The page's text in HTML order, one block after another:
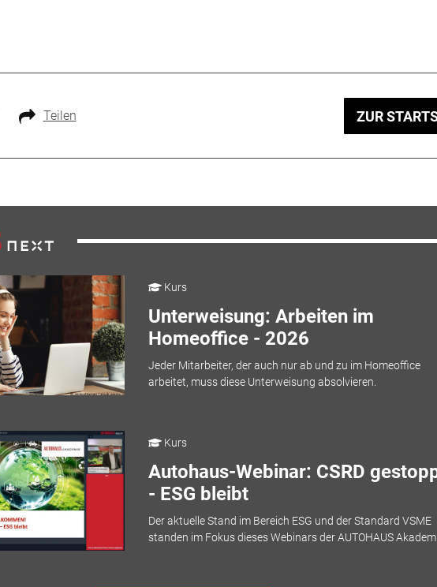
Teilen ZUR
Kurs
Unterweisung: Arbeiten im
Homeoffice - 2026
Jeder Mitarbeiter, der auch nur ab und zu im Homeoffice
arbeitet, muss diese Unterweisung absolvieren.
Kurs
Autohaus-Webinar: CSRD
- ESG bleibt
Der aktuelle Stand im Bereich ESG und der Standard VSME
standen im Fokus dieses Webinars der AUTOHAUS